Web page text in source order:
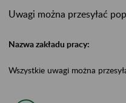
Uwagi można przesyłać
Nazwa zakładu pracy:
Wszystkie uwagi można